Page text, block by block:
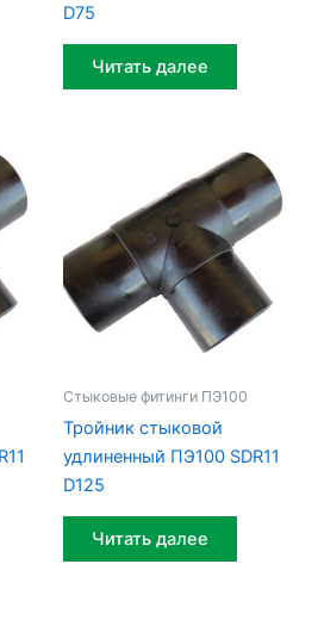
D75
Читать далее
Стыковые фитинги ПЭ100
Тройник стыковой
удлиненный ПЭ100 SDR11
D125
Читать далее